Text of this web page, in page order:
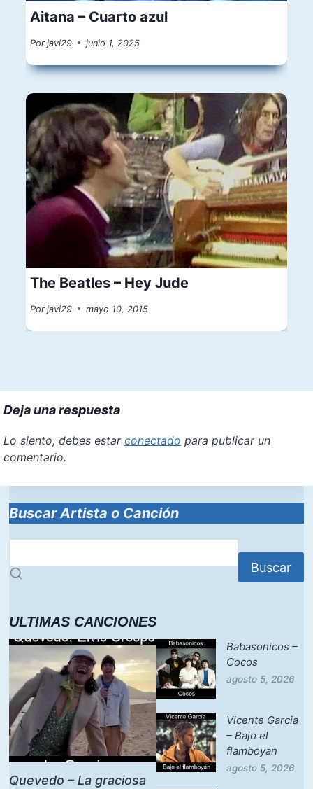
Aitana – Cuarto azul
Por javi29 junio 1, 2025
The Beatles – Hey Jude
Por javi29 mayo 10, 2015
Deja una respuesta
Lo siento, debes estar conectado para publicar un
comentario.
Buscar Artista o Canción
Buscar
ULTIMAS CANCIONES
Quevedo – La graciosa
Babasonicos –
Cocos
agosto 5, 2026
Vicente Garcia
– Bajo el
flamboyan
agosto 5, 2026